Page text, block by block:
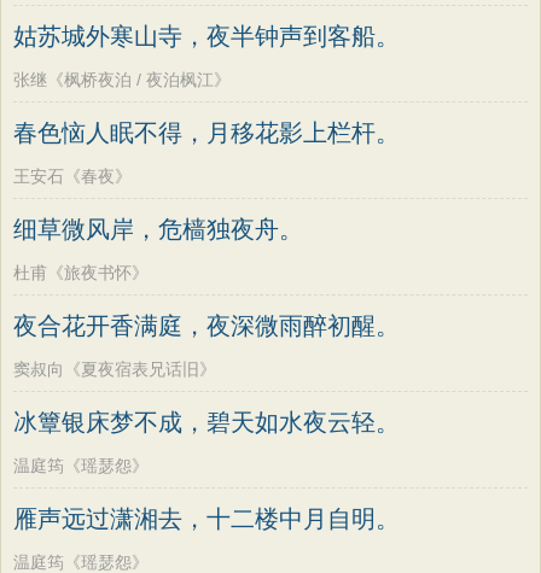
姑苏城外寒山寺，夜半钟声到客船。
张继《枫桥夜泊 / 夜泊枫江》
春色恼人眠不得，月移花影上栏杆。
王安石《春夜》
细草微风岸，危樯独夜舟。
杜甫《旅夜书怀》
夜合花开香满庭，夜深微雨醉初醒。
窦叔向《夏夜宿表兄话旧》
冰簟银床梦不成，碧天如水夜云轻。
温庭筠《瑶瑟怨》
雁声远过潇湘去，十二楼中月自明。
温庭筠《瑶瑟怨》